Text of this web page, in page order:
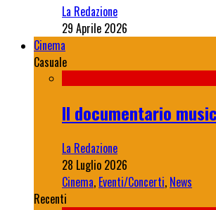
La Redazione
29 Aprile 2026
Cinema
Casuale
Il documentario
La Redazione
28 Luglio 2026
Cinema, Eventi/Concerti, News
Recenti